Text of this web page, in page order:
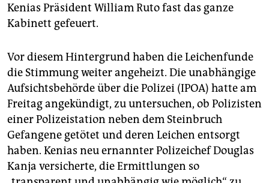
Kenias Präsident William Ruto fast das ganze
Kabinett gefeuert.
Vor diesem Hintergrund haben die Leichenfunde
die Stimmung weiter angeheizt. Die unabhängige
Aufsichtsbehörde über die Polizei (IPOA) hatte am
Freitag angekündigt, zu untersuchen, ob Polizisten
einer Polizeistation neben dem Steinbruch
Gefangene getötet und deren Leichen entsorgt
haben. Kenias neu ernannter Polizeichef Douglas
Kanja versicherte, die Ermittlungen so